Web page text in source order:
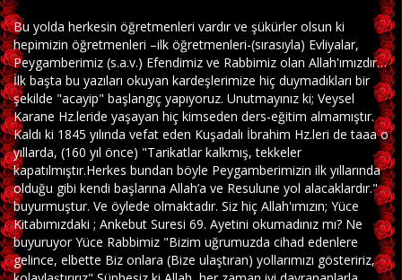
Bu yolda herkesin öğretmenleri vardır ve şükürler olsun ki
hepimizin öğretmenleri –ilk öğretmenleri-(sırasıyla) Evliyalar,
Peygamberimiz (s.a.v.) Efendimiz ve Rabbimiz olan Allah'ımızdır…
İlk başta bu yazıları okuyan kardeşlerimize hiç duymadıkları bir
şekilde "acayip" başlangıç yapıyoruz. Unutmayınız ki; Veysel
Karane Hz.leride yaşayan hiç kimseden ders-eğitim almamıştır.
Kaldı ki 1845 yılında vefat eden Kuşadalı İbrahim Hz.leri de taaa o
yıllarda, (160 yıl önce) "Tarikatlar kalkmış, tekkeler
kapatılmıştır.Herkes bundan böyle Peygamberimizin ilk yıllarında
olduğu gibi kendi başlarına Allah’a ve Resulune yol alacaklardır."
buyurmuştur. Ve öylede olmaktadır. Siz hiç Allah'ımızın; Yüce
Kitabımızdaki ; Ankebut Suresi 69. Ayetini okumadınız mı? Ne
buyuruyor Yüce Rabbimiz "Bizim uğrumuzda cihad edenlere
gelince, elbette Biz onlara (Bize ulaştıran) yollarımızı gösteririz,